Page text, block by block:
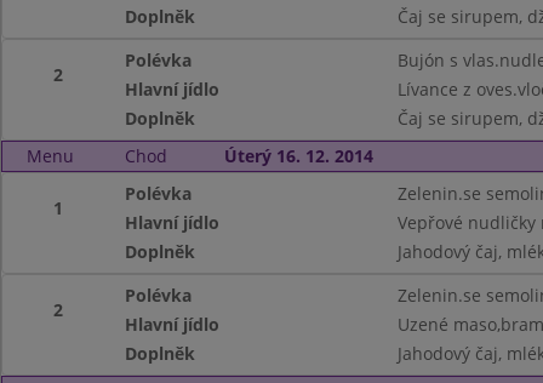
Doplněk
Čaj se sirupem,
2
Polévka
Bujón s
Hlavní jídlo
Lívance z
Doplněk
Čaj se sirupem,
Menu
Chod Úterý 16. 12. 2014
1
Polévka
Zelenin.se
Hlavní jídlo
Vepřové nudličky
Doplněk
Jahodový čaj,
2
Polévka
Zelenin.se
Hlavní jídlo
Uzené
Doplněk
Jahodový čaj,